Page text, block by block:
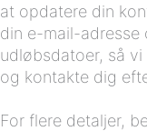
at opdatere din
din e-mail-adresse
udløbsdatoer, så
og kontakte dig
For flere detaljer,